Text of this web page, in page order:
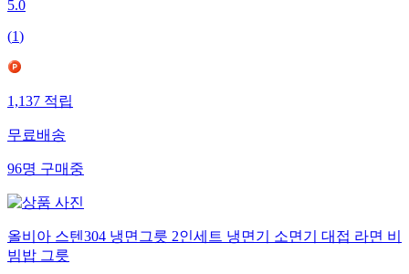
5.0
(1)
1,137 적립
무료배송
96명 구매중
올비아 스텐304 냉면그릇 2인세트 냉면기 소면기 대접 라면 비
빔밥 그릇